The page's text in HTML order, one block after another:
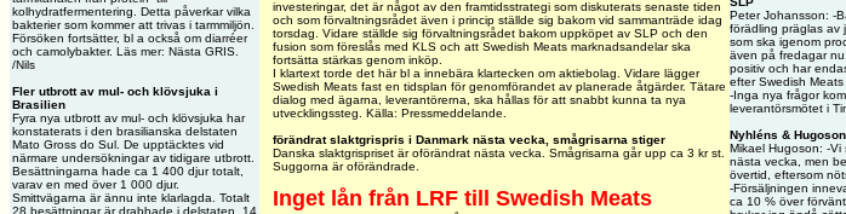
Peter Johansson: -
förädling präglas av
som ska igenom
även på fredagar
positiv och har
efter Swedish Meats
-Inga nya frågor
leverantörsmötet i
Nyhléns & Hugoson
Mikael Hugoson: -Vi
nästa vecka, men
övertid, eftersom
-Försäljningen
ca 10 % över
kolhydratfermentering. Detta påverkar vilka
bakterier som kommer att trivas i tarmmiljön.
Försöken fortsätter, bl a också om diarréer
och camolybakter. Läs mer: Nästa GRIS.
/Nils
Fler utbrott av mul- och klövsjuka i
Brasilien
Fyra nya utbrott av mul- och klövsjuka har
konstaterats i den brasilianska delstaten
Mato Gross do Sul. De upptäcktes vid
närmare undersökningar av tidigare utbrott.
Besättningarna hade ca 1 400 djur totalt,
varav en med över 1 000 djur.
Smittvägarna är ännu inte klarlagda. Totalt
28 besättningar är drabbade i delstaten. 14
investeringar, det är något av den framtidsstrategi som diskuterats senaste tiden
och som förvaltningsrådet även i princip ställde sig bakom vid sammanträde idag
torsdag. Vidare ställde sig förvaltningsrådet bakom uppköpet av SLP och den
fusion som föreslås med KLS och att Swedish Meats marknadsandelar ska
fortsätta stärkas genom inköp.
I klartext torde det här bl a innebära klartecken om aktiebolag. Vidare lägger
Swedish Meats fast en tidsplan för genomförandet av planerade åtgärder. Tätare
dialog med ägarna, leverantörerna, ska hållas för att snabbt kunna ta nya
utvecklingssteg. Källa: Pressmeddelande.
förändrat slaktgrispris i Danmark nästa vecka, smågrisarna stiger
Danska slaktgrispriset är oförändrat nästa vecka. Smågrisarna går upp ca 3 kr st.
Suggorna är oförändrade.
Inget lån från LRF till Swedish Meats